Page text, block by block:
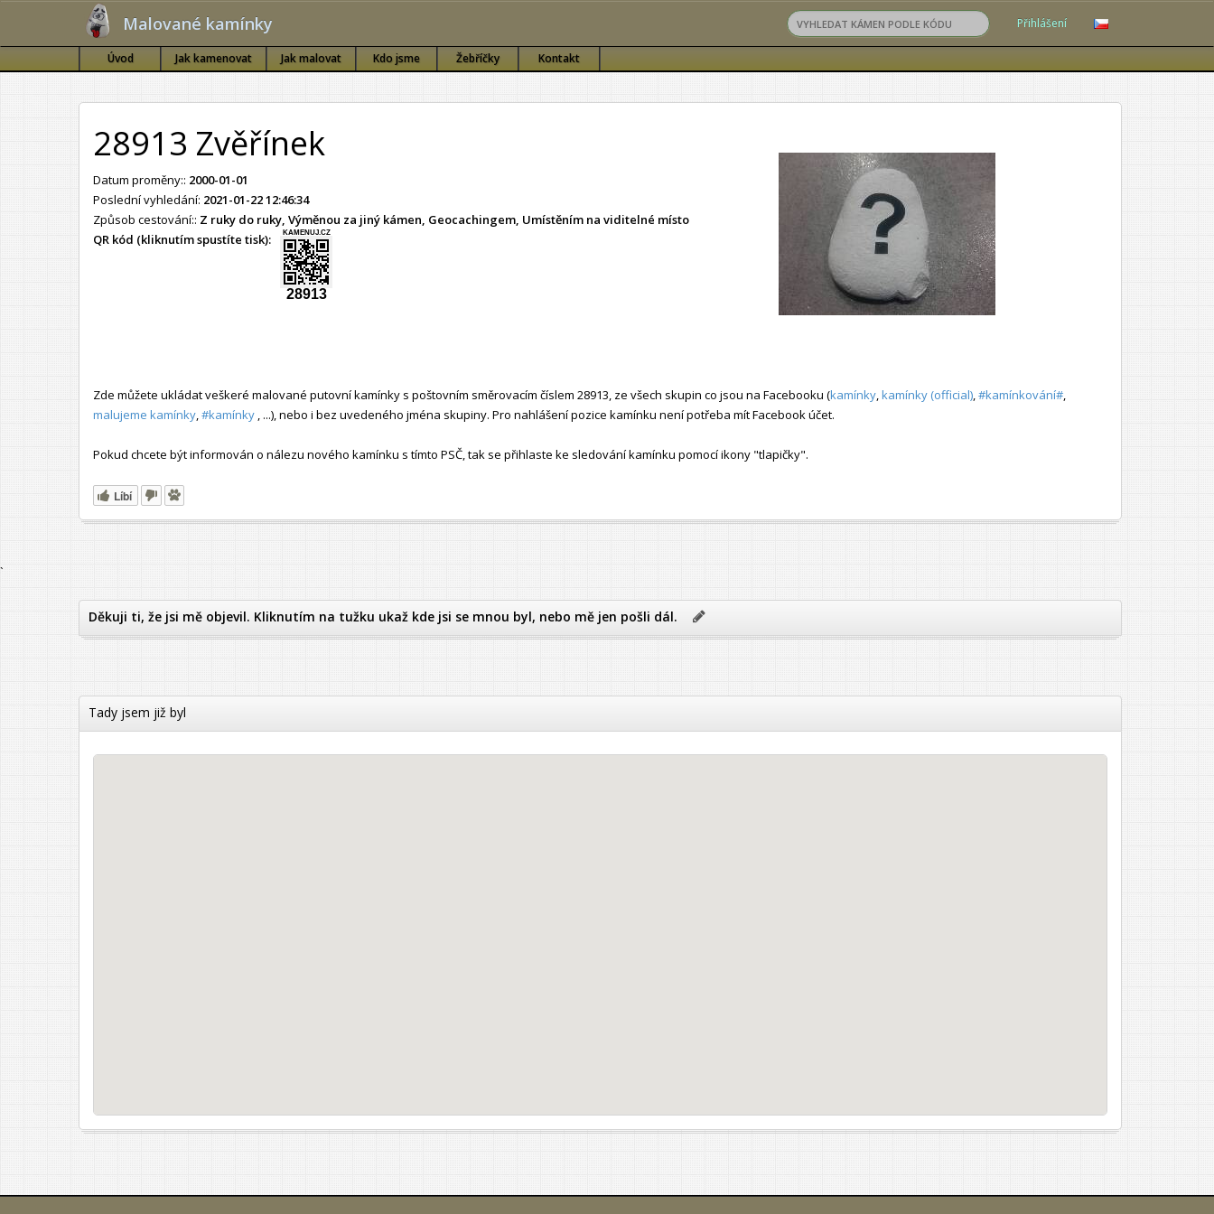
Malované kamínky Přihlášení
Úvod Jak kamenovat Jak malovat Kdo jsme Žebříčky Kontakt
28913 Zvěřínek
Datum proměny:: 2000-01-01
Poslední vyhledání: 2021-01-22 12:46:34
Způsob cestování:: Z ruky do ruky, Výměnou za jiný kámen, Geocachingem, Umístěním na viditelné místo
QR kód (kliknutím spustíte tisk):
KAMENUJ.CZ
28913
Zde můžete ukládat veškeré malované putovní kamínky s poštovním směrovacím číslem 28913, ze všech skupin co jsou na Facebooku (kamínky kamínky (official) #kamínkování#
malujeme kamínky #kamínky , ...), nebo i bez uvedeného jména skupiny. Pro nahlášení pozice kamínku není potřeba mít Facebook účet.
Pokud chcete být informován o nálezu nového kamínku s tímto PSČ, tak se přihlaste ke sledování kamínku pomocí ikony "tlapičky".
Líbí
`
Děkuji ti, že jsi mě objevil. Kliknutím na tužku ukaž kde jsi se mnou byl, nebo mě jen pošli dál.
Tady jsem již byl